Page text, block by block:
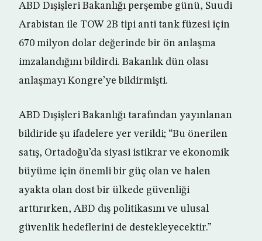
ABD Dışişleri Bakanlığı perşembe günü, Suudi
Arabistan ile TOW 2B tipi anti tank füzesi için
670 milyon dolar değerinde bir ön anlaşma
imzalandığını bildirdi. Bakanlık dün olası
anlaşmayı Kongre’ye bildirmişti.
ABD Dışişleri Bakanlığı tarafından yayınlanan
bildiride şu ifadelere yer verildi; “Bu önerilen
satış, Ortadoğu’da siyasi istikrar ve ekonomik
büyüme için önemli bir güç olan ve halen
ayakta olan dost bir ülkede güvenliği
arttırırken, ABD dış politikasını ve ulusal
güvenlik hedeflerini de destekleyecektir.”